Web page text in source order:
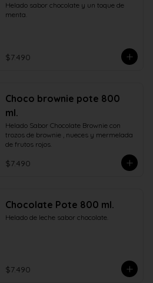
Helado sabor chocolate y un toque de
menta.
$7.490
Choco brownie pote 800
ml.
Helado Sabor Chocolate Brownie con
trozos de brownie , nueces y mermelada
de frutos rojos.
$7.490
Chocolate Pote 800 ml.
Helado de leche sabor chocolate.
$7.490